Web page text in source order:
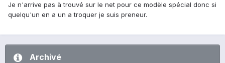
Je n'arrive pas à trouvé sur le net pour ce modèle spécial donc si
quelqu'un en a un a troquer je suis preneur.
Archivé